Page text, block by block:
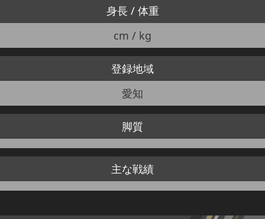
身長 / 体重
cm / kg
登録地域
愛知
脚質
主な戦績